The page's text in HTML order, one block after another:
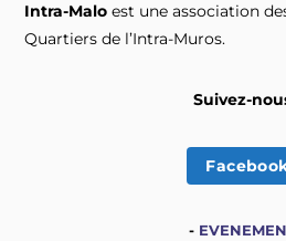
Intra-Maloest une association
Quartiers de l’Intra-Muros.
Suivez-
-